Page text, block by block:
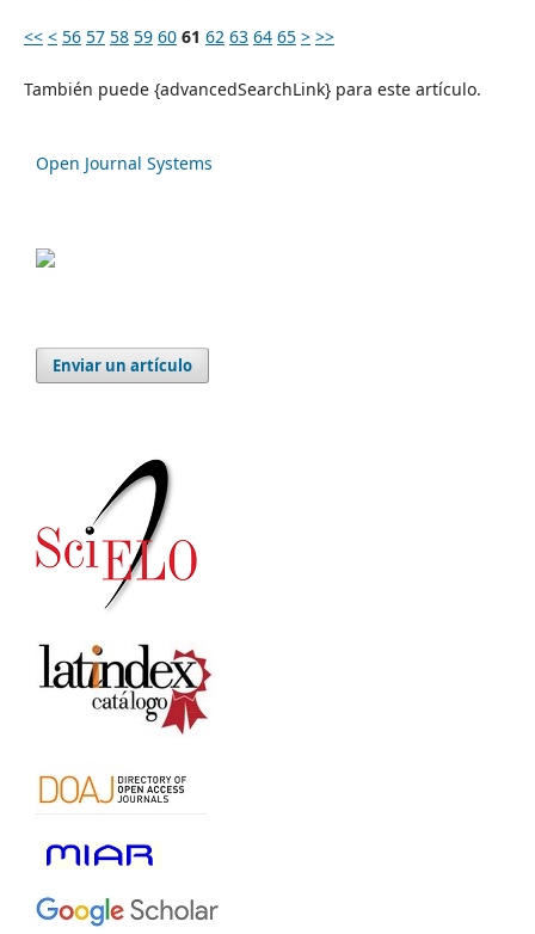
<< < 56 57 58 59 60 61 62 63 64 65 > >>
También puede {advancedSearchLink} para este artículo.
Open Journal Systems
Enviar un artículo